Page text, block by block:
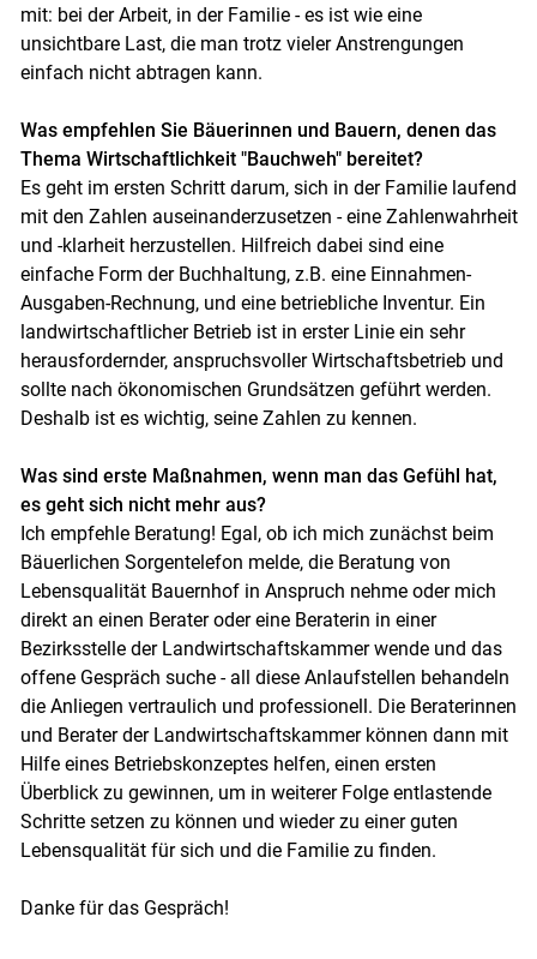
mit: bei der Arbeit, in der Familie - es ist wie eine
unsichtbare Last, die man trotz vieler Anstrengungen
einfach nicht abtragen kann.
Was empfehlen Sie Bäuerinnen und Bauern, denen das
Thema Wirtschaftlichkeit "Bauchweh" bereitet?
Es geht im ersten Schritt darum, sich in der Familie laufend
mit den Zahlen auseinanderzusetzen - eine Zahlenwahrheit
und -klarheit herzustellen. Hilfreich dabei sind eine
einfache Form der Buchhaltung, z.B. eine Einnahmen-
Ausgaben-Rechnung, und eine betriebliche Inventur. Ein
landwirtschaftlicher Betrieb ist in erster Linie ein sehr
herausfordernder, anspruchsvoller Wirtschaftsbetrieb und
sollte nach ökonomischen Grundsätzen geführt werden.
Deshalb ist es wichtig, seine Zahlen zu kennen.
Was sind erste Maßnahmen, wenn man das Gefühl hat,
es geht sich nicht mehr aus?
Ich empfehle Beratung! Egal, ob ich mich zunächst beim
Bäuerlichen Sorgentelefon melde, die Beratung von
Lebensqualität Bauernhof in Anspruch nehme oder mich
direkt an einen Berater oder eine Beraterin in einer
Bezirksstelle der Landwirtschaftskammer wende und das
offene Gespräch suche - all diese Anlaufstellen behandeln
die Anliegen vertraulich und professionell. Die Beraterinnen
und Berater der Landwirtschaftskammer können dann mit
Hilfe eines Betriebskonzeptes helfen, einen ersten
Überblick zu gewinnen, um in weiterer Folge entlastende
Schritte setzen zu können und wieder zu einer guten
Lebensqualität für sich und die Familie zu finden.
Danke für das Gespräch!